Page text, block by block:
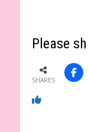
Please
SHARES